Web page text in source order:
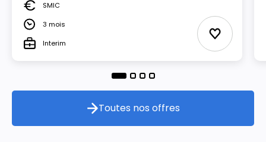
Salaire
SMIC
Durée3 mois
TypeInterim Ajouter
Toutes nos offres
Toutes nos offres